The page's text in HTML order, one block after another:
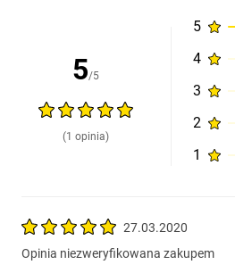
5/5
(1 opinia)
5
4
3
2
1
27.03.2020
Opinia niezweryfikowana zakupem